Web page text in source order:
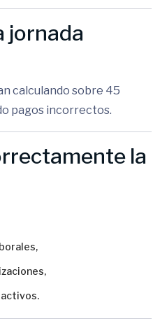
jornada
calculando sobre 45
pagos incorrectos.
la